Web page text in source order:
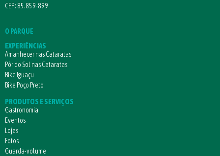
CEP.: 85.859-899
O PARQUE
EXPERIÊNCIAS
Amanhecer nas Cataratas
Pôr do Sol nas Cataratas
Bike Iguaçu
Bike Poço Preto
PRODUTOS E SERVIÇOS
Gastronomia
Eventos
Lojas
Fotos
Guarda-volume